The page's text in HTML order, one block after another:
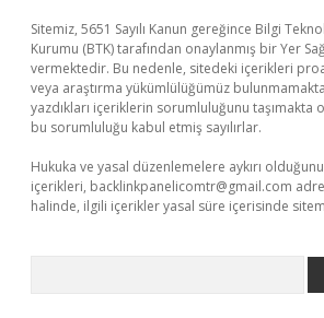
Sitemiz, 5651 Sayılı Kanun gereğince Bilgi
Kurumu (BTK) tarafından onaylanmış bir Yer
vermektedir. Bu nedenle, sitedeki içerikleri
veya araştırma yükümlülüğümüz
yazdıkları içeriklerin sorumluluğunu taşımakta
bu sorumluluğu kabul etmiş sayılırlar.
Hukuka ve yasal düzenlemelere aykırı
içerikleri, backlinkpanelicomtr@gmail.com
halinde, ilgili içerikler yasal süre içerisinde